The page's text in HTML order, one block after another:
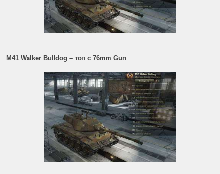
M41 Walker Bulldog – топ с 76mm Gun